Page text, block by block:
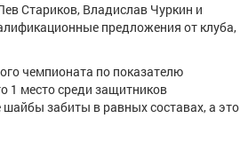
Стариков, Владислав Чуркин и
предложения от клуба,
чемпионата по показателю
1 место среди защитников
шайбы забиты в равных составах, а это